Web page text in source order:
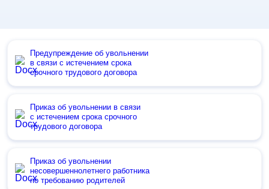
Предупреждение об увольнении
в связи с истечением срока
срочного трудового договора
Приказ об увольнении в связи
с истечением срока срочного
трудового договора
Приказ об увольнении
несовершеннолетнего работника
по требованию родителей